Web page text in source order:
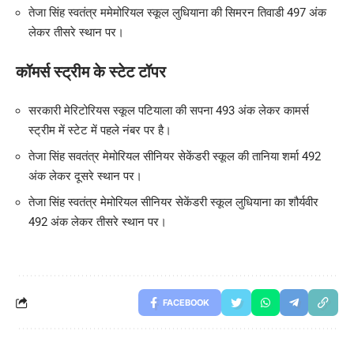
तेजा सिंह स्वतंत्र ममेमोरियल स्कूल लुधियाना की सिमरन तिवाडी 497 अंक
लेकर तीसरे स्थान पर।
कॉमर्स स्ट्रीम के स्टेट टॉपर
सरकारी मेरिटोरियस स्कूल पटियाला की सपना 493 अंक लेकर कामर्स
स्ट्रीम में स्टेट में पहले नंबर पर है।
तेजा सिंह सवतंत्र मेमोरियल सीनियर सेकेंडरी स्कूल की तानिया शर्मा 492
अंक लेकर दूसरे स्थान पर।
तेजा सिंह स्वतंत्र मेमोरियल सीनियर सेकेंडरी स्कूल लुधियाना का शौर्यवीर
492 अंक लेकर तीसरे स्थान पर।
FACEBOOK